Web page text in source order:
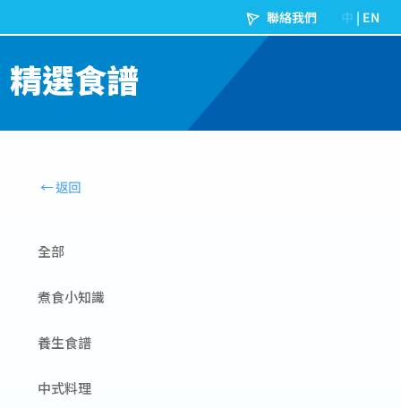
精選食譜
全部
煮食小知識
養生食譜
中式料理